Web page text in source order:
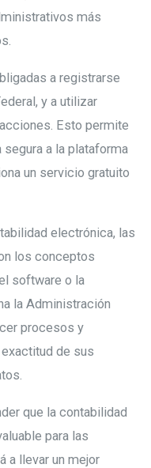
más
a registrarse
y a utilizar
Esto permite
a la plataforma
un servicio gratuito
electrónica, las
los conceptos
software o la
la Administración
procesos y
de sus
que la contabilidad
para las
a llevar un mejor